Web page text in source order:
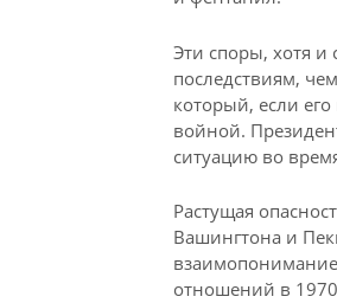
Эти споры, хотя и
последствиям,
который, если
войной.
ситуацию во
Растущая
Вашингтона и
отношений в